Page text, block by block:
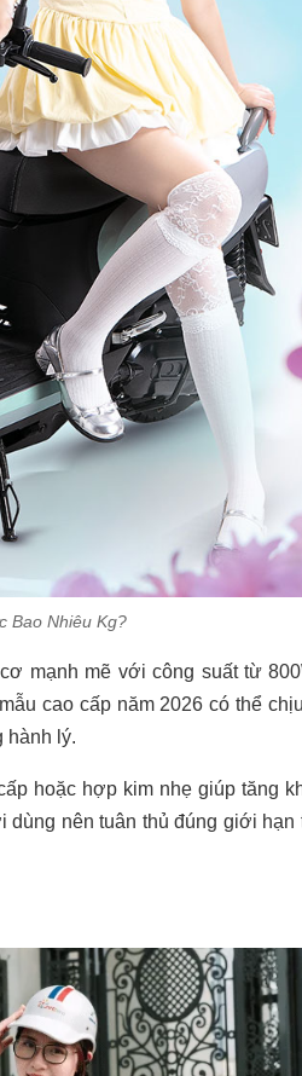
Bao Nhiêu Kg?
mạnh mẽ với công suất từ
cao cấp năm 2026 có thể
hành lý.
hoặc hợp kim nhẹ giúp tăng
nên tuân thủ đúng giới hạn